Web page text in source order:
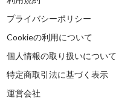
プライバシーポリシー
Cookieの利用について
個人情報の取り扱いについて
特定商取引法に基づく表示
運営会社